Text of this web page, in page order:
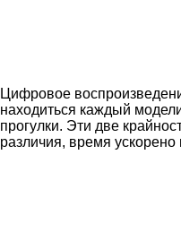
Цифровое
находиться каждый
прогулки. Эти две
различия, время